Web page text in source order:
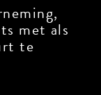
met als
te